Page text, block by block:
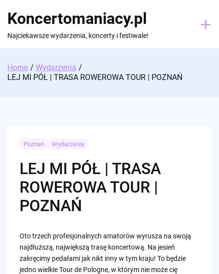
content
Koncertomaniacy.pl
Najciekawsze wydarzenia, koncerty i festiwale!
Home
Wydarzenia
LEJ MI PÓŁ | TRASA ROWEROWA TOUR | POZNAŃ
Poznań Wydarzenia
LEJ MI PÓŁ | TRASA
ROWEROWA TOUR |
POZNAŃ
Oto trzech profesjonalnych amatorów wyrusza na swoją
najdłuższą, największą trasę koncertową. Na jesień
zakręcimy pedałami jak nikt inny w tym kraju! To będzie
jedno wielkie Tour de Pologne, w którym nie może cię